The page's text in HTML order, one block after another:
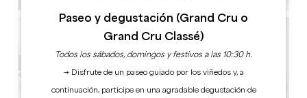
Paseo y degustación (Grand Cru o
Grand Cru Classé)
Todos los sábados, domingos y festivos a las 10:30 h.
→ Disfrute de un paseo guiado por los viñedos y, a
continuación, participe en una agradable degustación de